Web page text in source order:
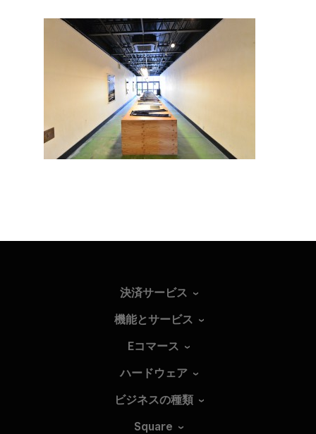
決済サービス
機能とサービス
Eコマース
ハードウェア
ビジネスの種類
Square